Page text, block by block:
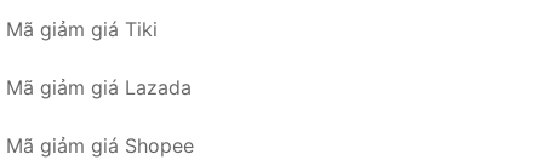
Mã giảm giá Tiki
Mã giảm giá Lazada
Mã giảm giá Shopee